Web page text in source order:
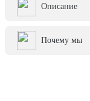
Описание
Почему мы